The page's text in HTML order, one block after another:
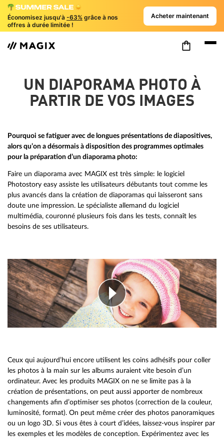
Économisez jusqu'à -63% grâce à nos
offres à durée limitée !
Acheter maintenant
UN DIAPORAMA PHOTO À
PARTIR DE VOS IMAGES
Pourquoi se fatiguer avec de longues présentations de diapositives,
alors qu’on a désormais à disposition des programmes optimales
pour la préparation d’un diaporama photo:
Faire un diaporama avec MAGIX est très simple: le logiciel
Photostory easy assiste les utilisateurs débutants tout comme les
plus avancés dans la création de diaporamas qui laisseront sans
doute une impression. Le spécialiste allemand du logiciel
multimédia, couronné plusieurs fois dans les tests, connaît les
besoins de ses utilisateurs.
Ceux qui aujourd’hui encore utilisent les coins adhésifs pour coller
les photos à la main sur les albums auraient vite besoin d’un
ordinateur. Avec les produits MAGIX on ne se limite pas à la
création de présentations, on peut aussi apporter de nombreux
changements afin d’optimiser ses photos (correction de la couleur,
luminosité, format). On peut même créer des photos panoramiques
ou un logo 3D. Si vous êtes à court d’idées, laissez-vous inspirer par
les exemples et les modèles de conception. Expérimentez avec les